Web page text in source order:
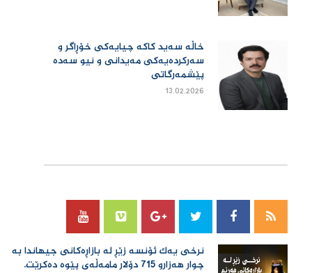
خاڵە سەید کاکە چیایەکی خۆڕاگر و
سەرکردەیەکی مەیدانی و نیو سەدە
پێشمەرگاتی
13.02.2026
نرخی یەك ئۆنسە زێڕ لە بازاڕەكانی جیهاندا بە
چوار هەزارو 715 دۆلار مامەڵەی پێوە دەكرێت.